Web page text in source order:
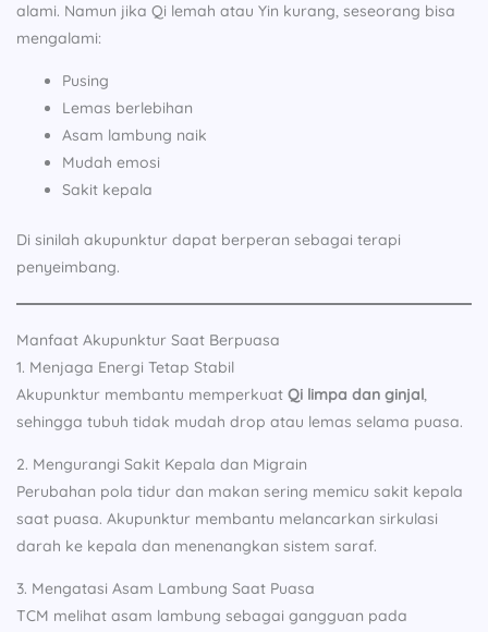
alami. Namun jika Qi lemah atau Yin kurang, seseorang bisa
mengalami:
Pusing
Lemas berlebihan
Asam lambung naik
Mudah emosi
Sakit kepala
Di sinilah akupunktur dapat berperan sebagai terapi
penyeimbang.
Manfaat Akupunktur Saat Berpuasa
1. Menjaga Energi Tetap Stabil
Akupunktur membantu memperkuat Qi limpa dan ginjal,
sehingga tubuh tidak mudah drop atau lemas selama puasa.
2. Mengurangi Sakit Kepala dan Migrain
Perubahan pola tidur dan makan sering memicu sakit kepala
saat puasa. Akupunktur membantu melancarkan sirkulasi
darah ke kepala dan menenangkan sistem saraf.
3. Mengatasi Asam Lambung Saat Puasa
TCM melihat asam lambung sebagai gangguan pada